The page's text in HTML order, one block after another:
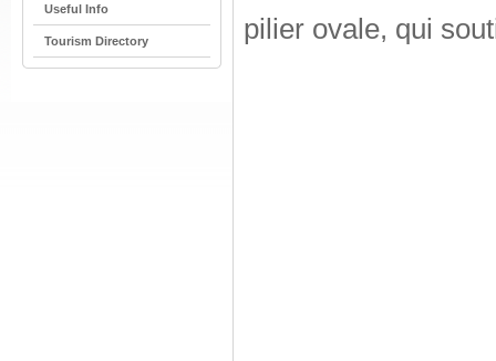
Useful Info
Tourism Directory
pilier ovale, qui